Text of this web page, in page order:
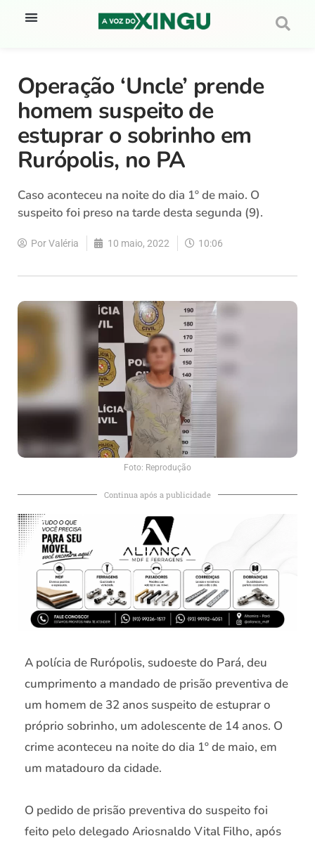
Operação ‘Uncle’ prende
homem suspeito de
estuprar o sobrinho em
Rurópolis, no PA
Caso aconteceu na noite do dia 1º de maio. O
suspeito foi preso na tarde desta segunda (9).
PorValéria 10 maio, 2022 10:06
Foto: Reprodução
Continua após a publicidade
A polícia de Rurópolis, sudoeste do Pará, deu
cumprimento a mandado de prisão preventiva de
um homem de 32 anos suspeito de estuprar o
próprio sobrinho, um adolescente de 14 anos. O
crime aconteceu na noite do dia 1º de maio, em
um matadouro da cidade.
O pedido de prisão preventiva do suspeito foi
feito pelo delegado Ariosnaldo Vital Filho, após